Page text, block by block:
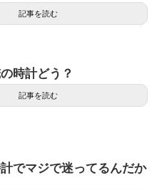
記事を読む
時計どう？
記事を読む
でマジで迷ってるんだか